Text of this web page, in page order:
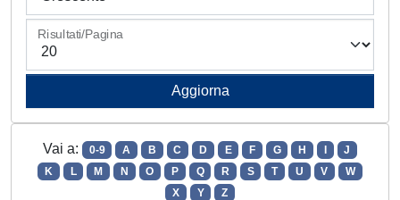
Risultati/Pagina
Vai a: 0-9 A B C D E F G H
J
K
L M N O P Q R S T U V
W
X
Y Z